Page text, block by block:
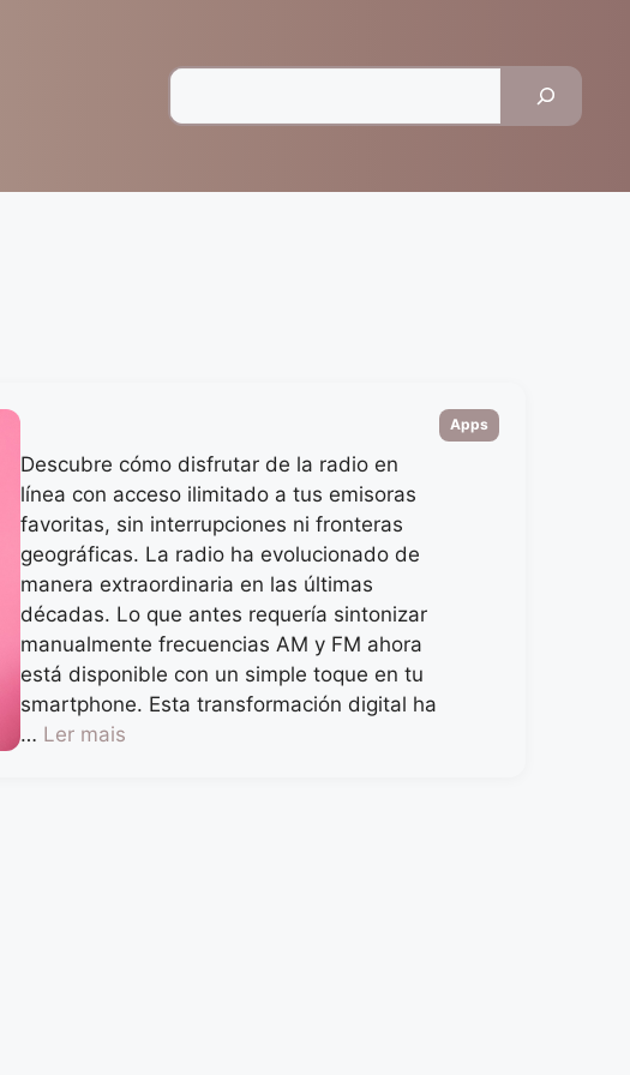
Descubre cómo disfrutar de la radio en
línea con acceso ilimitado a tus emisoras
favoritas, sin interrupciones ni fronteras
geográficas. La radio ha evolucionado de
manera extraordinaria en las últimas
décadas. Lo que antes requería sintonizar
manualmente frecuencias AM y FM ahora
está disponible con un simple toque en tu
smartphone. Esta transformación digital ha
… Ler mais
Categorias
Apps